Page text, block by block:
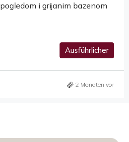
i grijanim bazenom
Ausführlicher
2 Monaten vor